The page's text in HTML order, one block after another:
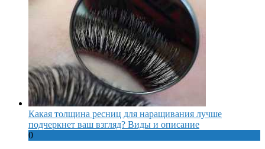
Какая толщина ресниц для наращивания лучше
подчеркнет ваш взгляд? Виды и описание
0